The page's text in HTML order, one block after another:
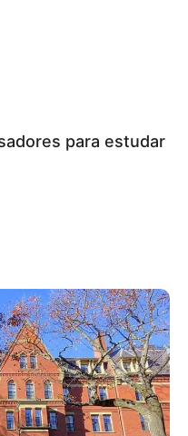
para estudar